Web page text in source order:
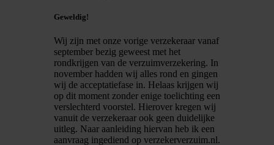
Geweldig!
Wij zijn met onze vorige verzekeraar vanaf
september bezig geweest met het
rondkrijgen van de verzuimverzekering. In
november hadden wij alles rond en gingen
wij de acceptatiefase in. Helaas krijgen wij
op dit moment zonder enige toelichting een
verslechterd voorstel. Hierover kregen wij
vanuit de verzekeraar ook geen duidelijke
uitleg. Naar aanleiding hiervan heb ik een
aanvraag ingediend op verzekerverzuim.nl.